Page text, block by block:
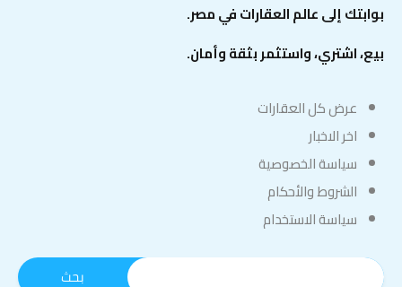
بوابتك إلى عالم العقارات في مصر.
بيع، اشتري، واستثمر بثقة وأمان.
عرض كل العقارات
اخر الاخبار
سياسة الخصوصية
الشروط والأحكام
سياسة الاستخدام